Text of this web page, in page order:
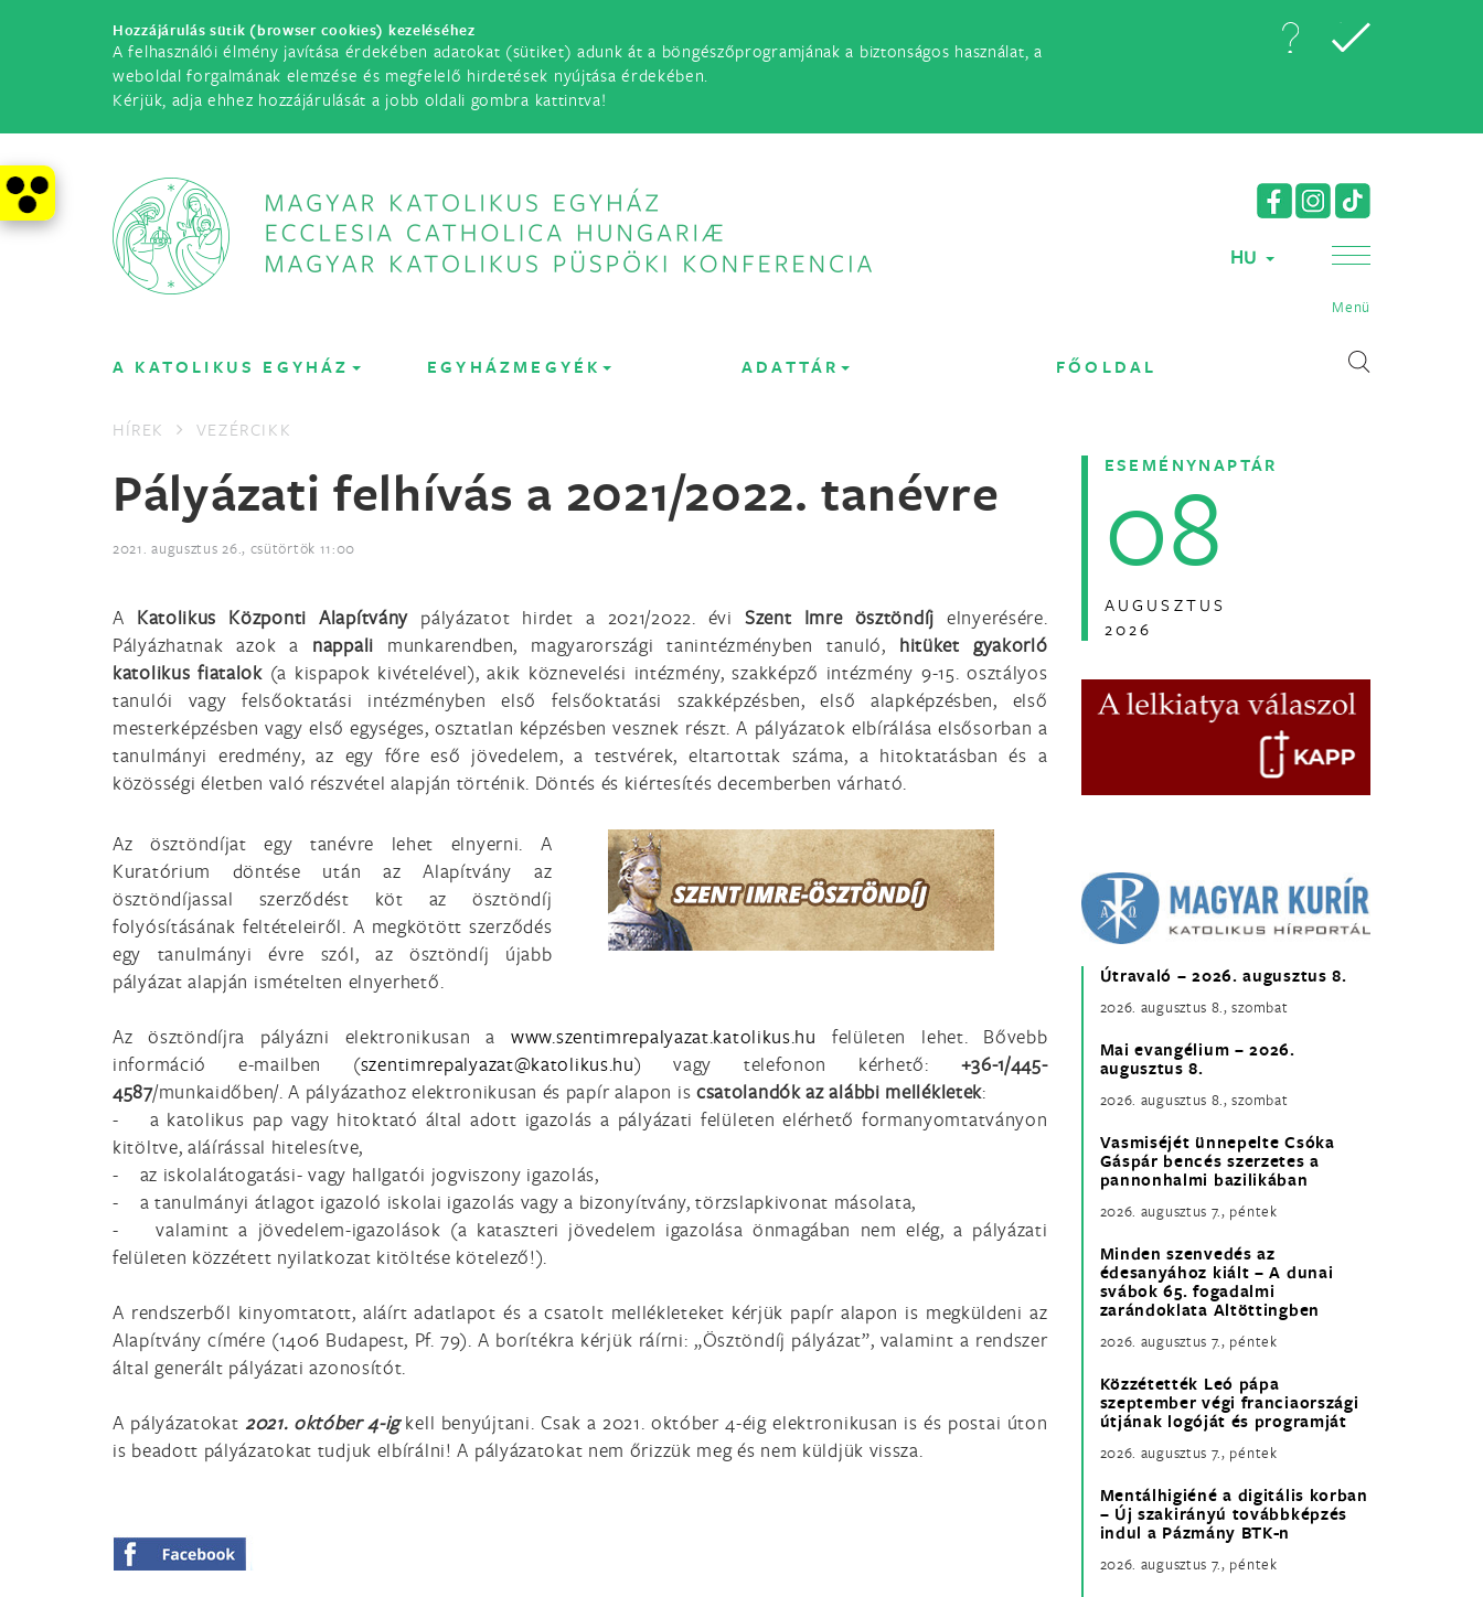
Hozzájárulás sütik (browser cookies) kezeléséhez
A felhasználói élmény javítása érdekében adatokat (sütiket) adunk át a böngészőprogramjának a biztonságos használat, a
weboldal forgalmának elemzése és megfelelő hirdetések nyújtása érdekében.
Kérjük, adja ehhez hozzájárulását a jobb oldali gombra kattintva!
HU
Menü
A KATOLIKUS EGYHÁZ EGYHÁZMEGYÉK ADATTÁR FŐOLDAL
HÍREK VEZÉRCIKK
Pályázati felhívás a 2021/2022. tanévre
2021. augusztus 26., csütörtök 11:00
A Katolikus Központi Alapítvány pályázatot hirdet a 2021/2022. éviSzent Imre ösztöndíj elnyerésére.
Pályázhatnak azok a nappali munkarendben, magyarországi tanintézményben tanuló, hitüket gyakorló
katolikus fiatalok(a kispapok kivételével), akik köznevelési intézmény, szakképző intézmény 9-15. osztályos
tanulói vagy felsőoktatási intézményben első felsőoktatási szakképzésben, első alapképzésben, első
mesterképzésben vagy első egységes, osztatlan képzésben vesznek részt. A pályázatok elbírálása elsősorban a
tanulmányi eredmény, az egy főre eső jövedelem, a testvérek, eltartottak száma, a hitoktatásban és a
közösségi életben való részvétel alapján történik. Döntés és kiértesítés decemberben várható.
Az ösztöndíjat egy tanévre lehet elnyerni. A
Kuratórium döntése után az Alapítvány az
ösztöndíjassal szerződést köt az ösztöndíj
folyósításának feltételeiről. A megkötött szerződés
egy tanulmányi évre szól, az ösztöndíj újabb
pályázat alapján ismételten elnyerhető.
Az ösztöndíjra pályázni elektronikusan awww.szentimrepalyazat.katolikus.hu felületen lehet. Bővebb
információ e-mailben (
) vagy telefonon kérhető: +36-1/445-
4587/munkaidőben/. A pályázathoz elektronikusan és papír alapon is csatolandók az alábbi mellékletek:
- a katolikus pap vagy hitoktató által adott igazolás a pályázati felületen elérhető formanyomtatványon
kitöltve, aláírással hitelesítve,
- az iskolalátogatási- vagy hallgatói jogviszony igazolás,
- a tanulmányi átlagot igazoló iskolai igazolás vagy a bizonyítvány, törzslapkivonat másolata,
- valamint a jövedelem-igazolások (a kataszteri jövedelem igazolása önmagában nem elég, a pályázati
felületen közzétett nyilatkozat kitöltése kötelező!).
A rendszerből kinyomtatott, aláírt adatlapot és a csatolt mellékleteket kérjük papír alapon is megküldeni az
Alapítvány címére (1406 Budapest, Pf. 79). A borítékra kérjük ráírni: „Ösztöndíj pályázat”, valamint a rendszer
által generált pályázati azonosítót.
A pályázatokat 2021. október 4-igkell benyújtani. Csak a 2021. október 4-éig elektronikusan is és postai úton
is beadott pályázatokat tudjuk elbírálni! A pályázatokat nem őrizzük meg és nem küldjük vissza.
ESEMÉNYNAPTÁR
08
AUGUSZTUS
2026
Útravaló – 2026. augusztus 8.
2026. augusztus 8., szombat
Mai evangélium – 2026.
augusztus 8.
2026. augusztus 8., szombat
Vasmiséjét ünnepelte Csóka
Gáspár bencés szerzetes a
pannonhalmi bazilikában
2026. augusztus 7., péntek
Minden szenvedés az
édesanyához kiált – A dunai
svábok 65. fogadalmi
zarándoklata Altöttingben
2026. augusztus 7., péntek
Közzétették Leó pápa
szeptember végi franciaországi
útjának logóját és programját
2026. augusztus 7., péntek
Mentálhigiéné a digitális korban
– Új szakirányú továbbképzés
indul a Pázmány BTK-n
2026. augusztus 7., péntek